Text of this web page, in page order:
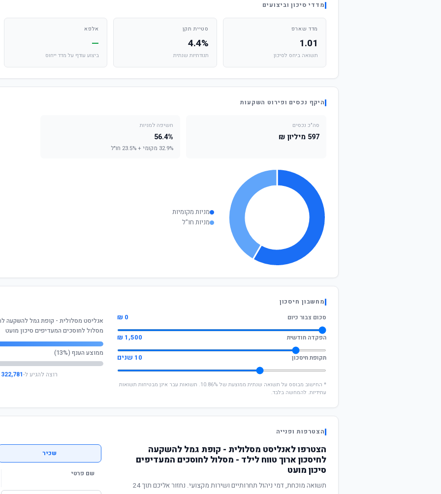
מדדי סיכון וביצועים
מדד שארפ
1.01
תשואה ביחס לסיכון
סטיית תקן
4.4%
תנודתיות שנתית
אלפא
—
ביצוע עודף על מדד ייחוס
היקף נכסים ופירוט השקעות
סה"כ נכסים
597 מיליון ₪
חשיפה למניות
56.4%
32.9% מקומי + 23.5% חו"ל
מניות מקומיות
מניות חו"ל
מחשבון חיסכון
סכום צבור כיום
0 ₪
הפקדה חודשית 1,500 ₪
תקופת חיסכון 10 שנים
* החישוב מבוסס על תשואה שנתית ממוצעת של 10.86%. תשואות עבר אינן מבטיחות תשואות
עתידיות. להמחשה בלבד.
אנליסט מסלולית - קופת גמל להשקעה
מסלול לחוסכים המעדיפים סיכון מועט
ממוצע הענף (13%)
רוצה להגיע ל-322,781 ₪
הצטרפות ופנייה
הצטרפו לאנליסט מסלולית - קופת גמל להשקעה
לחיסכון ארוך טווח לילד - מסלול לחוסכים המעדיפים
סיכון מועט
תשואה מוכחת, דמי ניהול תחרותיים ושירות מקצועי. נחזור אליכם תוך 24
שכיר
שם פרטי